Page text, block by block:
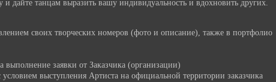
дайте танцам выразить вашу индивидуальность и вдохновить других.
своих творческих номеров (фото и описание), также в портфолио
выполнение заявки от Заказчика (организации)
выступления Артиста на официальной территории заказчика